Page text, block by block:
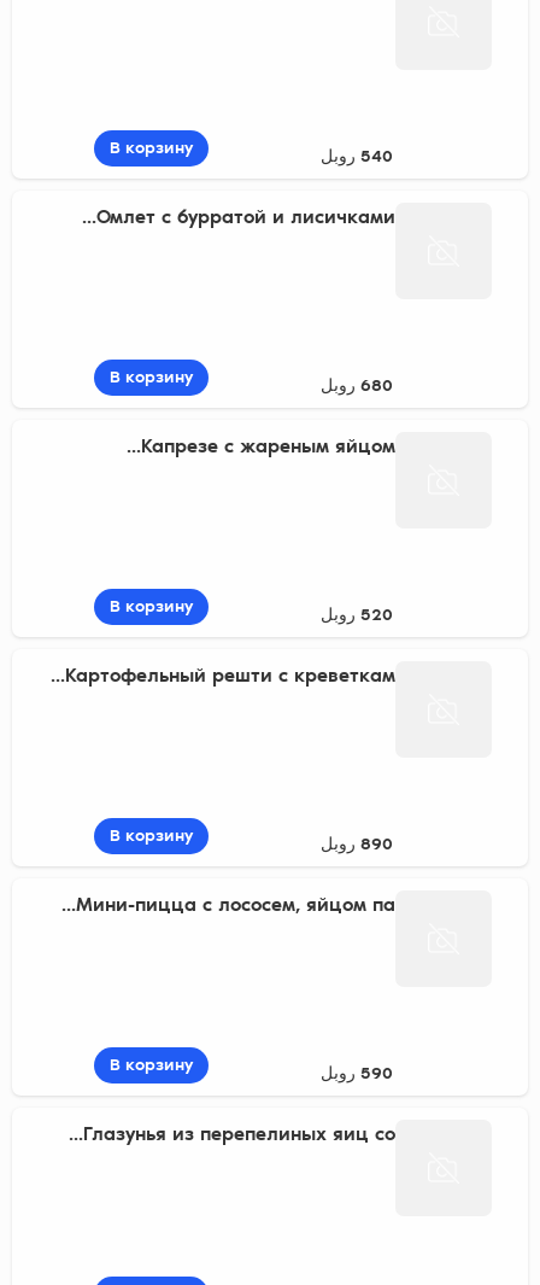
540 روبل В корзину
Омлет с бурратой и лисичками...
680 روبل В корзину
Капрезе с жареным яйцом...
520 روبل В корзину
Картофельный решти с креветкам...
890 روبل В корзину
Мини-пицца с лососем, яйцом па...
590 روبل В корзину
Глазунья из перепелиных яиц со...